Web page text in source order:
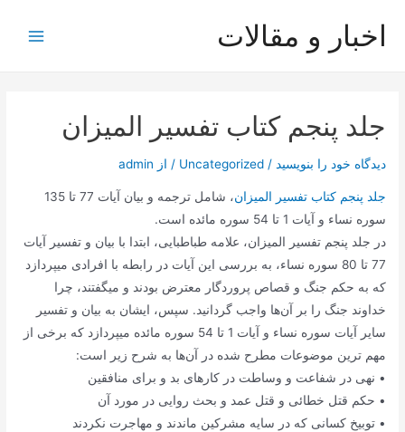
اخبار و مقالات
جلد پنجم کتاب تفسیر المیزان
دیدگاه‌ خود را بنویسید /
Uncategorized / از admin
جلد پنجم کتاب تفسیر المیزان
، شامل ترجمه و بیان آیات 77 تا 135
سوره نساء و آیات 1 تا 54 سوره مائده است.
در جلد پنجم تفسیر المیزان، علامه طباطبایی، ابتدا با بیان و تفسیر آیات
77 تا 80 سوره نساء، به بررسی این آیات در رابطه با افرادی میپردازد
که به حکم جنگ و قصاص پروردگار معترض بودند و میگفتند، چرا
خداوند جنگ را بر آن‌ها واجب گردانید. سپس، ایشان به بیان و تفسیر
سایر آیات سوره نساء و آیات 1 تا 54 سوره مائده میپردازد که برخی از
مهم ترین موضوعات مطرح شده در آن‌ها به شرح زیر است:
• نهی در شفاعت و وساطت در کارهای بد و برای منافقین
• حکم قتل خطائی و قتل عمد و بحث روایی در مورد آن
• توبیخ کسانی که در سایه مشرکین ماندند و مهاجرت نکردند